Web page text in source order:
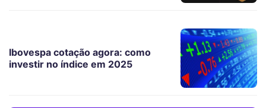
Ibovespa cotação agora: como
investir no índice em 2025